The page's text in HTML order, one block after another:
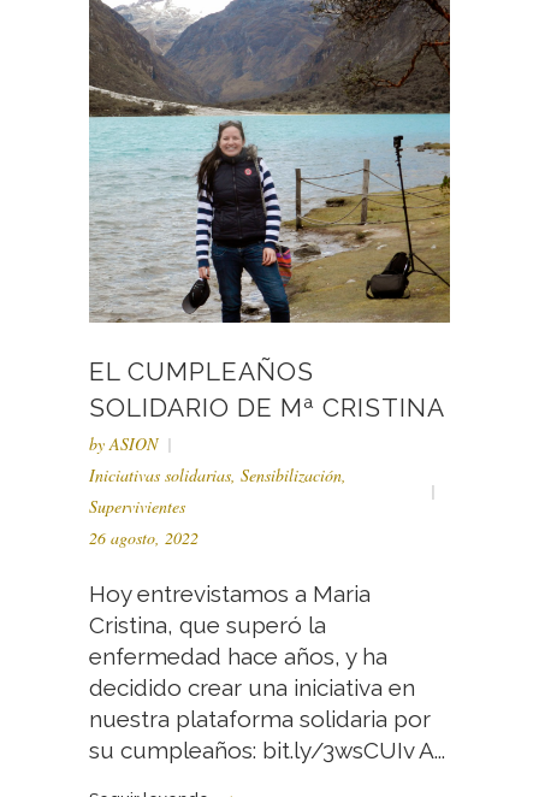
EL CUMPLEAÑOS
SOLIDARIO DE Mª CRISTINA
byASION
Iniciativas solidarias, Sensibilización,
Supervivientes
26 agosto, 2022
Hoy entrevistamos a Maria
Cristina, que superó la
enfermedad hace años, y ha
decidido crear una iniciativa en
nuestra plataforma solidaria por
su cumpleaños: bit.ly/3wsCUIv A...